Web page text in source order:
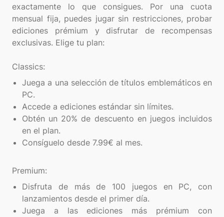
exactamente lo que consigues. Por una cuota
mensual fija, puedes jugar sin restricciones, probar
ediciones prémium y disfrutar de recompensas
exclusivas. Elige tu plan:
Juega a una selección de títulos emblemáticos en
PC.
Accede a ediciones estándar sin límites.
Obtén un 20% de descuento en juegos incluidos
en el plan.
Consíguelo desde 7.99€ al mes.
Disfruta de más de 100 juegos en PC, con
lanzamientos desde el primer día.
Juega a las ediciones más prémium con